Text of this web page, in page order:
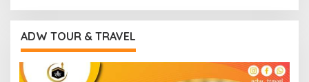
ADW TOUR & TRAVEL